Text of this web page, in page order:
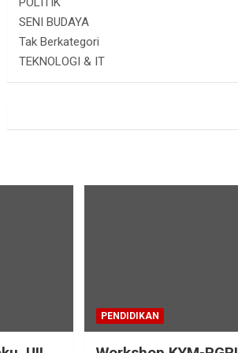
SENI BUDAYA
Tak Berkategori
TEKNOLOGI & IT
PENDIDIKAN